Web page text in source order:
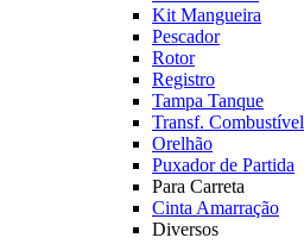
Kit Mangueira
Pescador
Rotor
Registro
Tampa Tanque
Transf. Combustível
Orelhão
Puxador de Partida
Para Carreta
Cinta Amarração
Diversos